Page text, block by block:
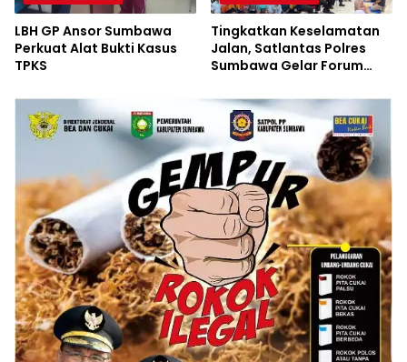
LBH GP Ansor Sumbawa
Perkuat Alat Bukti Kasus
TPKS
Tingkatkan Keselamatan
Jalan, Satlantas Polres
Sumbawa Gelar Forum
Bagikan Bansos